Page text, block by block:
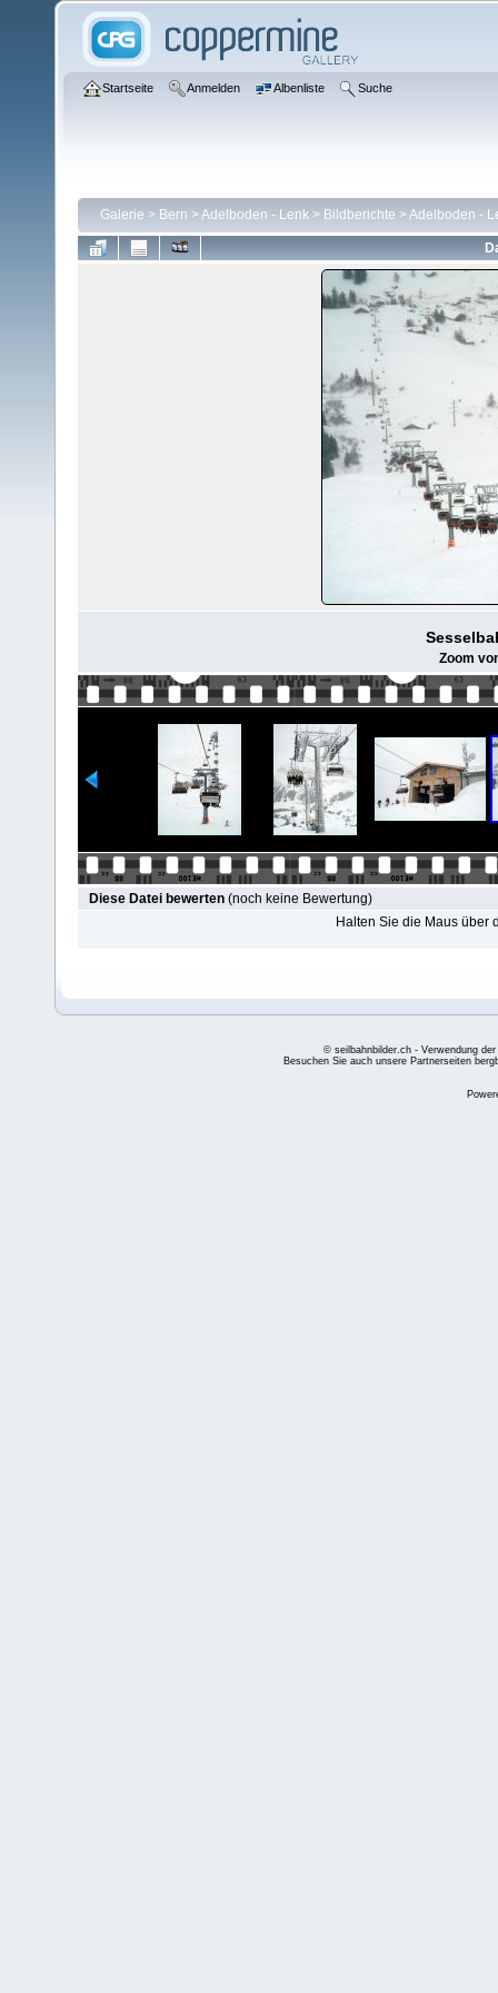
Startseite Anmelden Albenliste Suche
Galerie > Bern >Adelboden - Lenk > Bildberichte >Adelboden -
Zoom
Diese Datei bewerten (noch keine Bewertung)
Halten Sie die Maus über
© seilbahnbilder.ch - Verwendung
Besuchen Sie auch unsere Partnerseiten